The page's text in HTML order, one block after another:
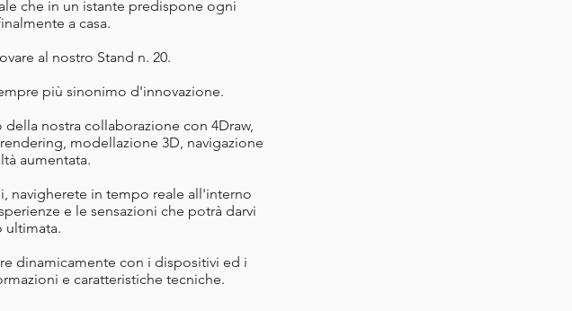
che in un istante predispone ogni
a casa.
al nostro Stand n. 20.
più sinonimo d'innovazione.
della nostra collaborazione con 4Draw,
modellazione 3D, navigazione
aumentata.
navigherete in tempo reale all'interno
e le sensazioni che potrà darvi
ultimata.
dinamicamente con i dispositivi ed i
e caratteristiche tecniche.